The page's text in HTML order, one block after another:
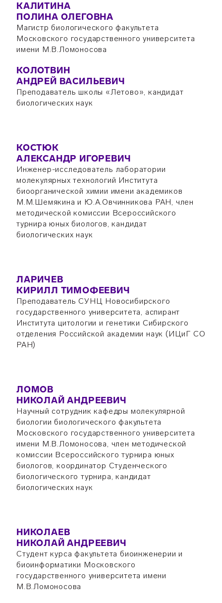
КАЛИТИНА
ПОЛИНА ОЛЕГОВНА
Магистр биологического факультета
Московского государственного университета
имени М.В.Ломоносова
КОЛОТВИН
АНДРЕЙ ВАСИЛЬЕВИЧ
Преподаватель школы «Летово», кандидат
биологических наук
КОСТЮК
АЛЕКСАНДР ИГОРЕВИЧ
Инженер-исследователь лаборатории
молекулярных технологий Института
биоорганической химии имени академиков
М.М.Шемякина и Ю.А.Овчинникова РАН, член
методической комиссии Всероссийского
турнира юных биологов, кандидат
биологических наук
ЛАРИЧЕВ
КИРИЛЛ ТИМОФЕЕВИЧ
Преподаватель СУНЦ Новосибирского
государственного университета, аспирант
Института цитологии и генетики Сибирского
отделения Российской академии наук (ИЦиГ СО
РАН)
ЛОМОВ
НИКОЛАЙ АНДРЕЕВИЧ
Научный сотрудник кафедры молекулярной
биологии биологического факультета
Московского государственного университета
имени М.В.Ломоносова, член методической
комиссии Всероссийского турнира юных
биологов, координатор Студенческого
биологического турнира, кандидат
биологических наук
НИКОЛАЕВ
НИКОЛАЙ АНДРЕЕВИЧ
Студент курса факультета биоинженерии и
биоинформатики Московского
государственного университета имени
М.В.Ломоносова